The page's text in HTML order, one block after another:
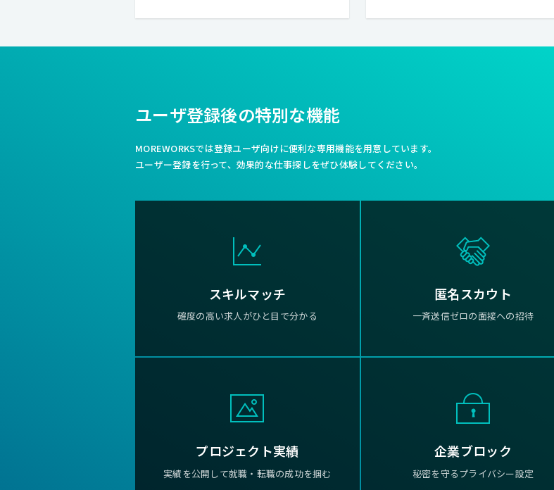
ユーザ登録後の特別な機能
MOREWORKSでは登録ユーザ向けに便利な専用機能を用意しています。
ユーザー登録を行って、効果的な仕事探しをぜひ体験してください。
スキルマッチ
確度の高い求人がひと目で分かる
匿名スカウト
一斉送信ゼロの面接への招待
プロジェクト実績
実績を公開して就職・転職の成功を掴む
企業ブロック
秘密を守るプライバシー設定